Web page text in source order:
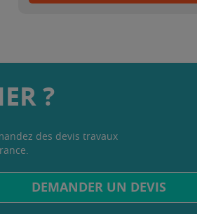
?
des devis travaux
DEMANDER UN DEVIS